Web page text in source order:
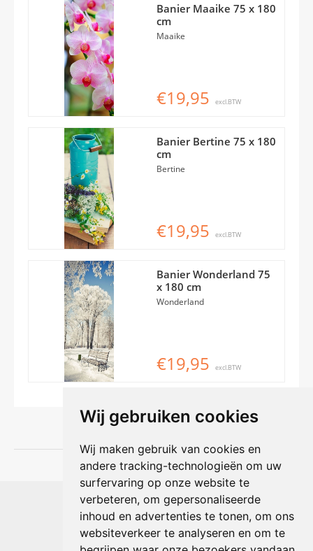
Wij gebruiken cookies
Wij maken gebruik van cookies en
andere tracking-technologieën om uw
surfervaring op onze website te
verbeteren, om gepersonaliseerde
inhoud en advertenties te tonen, om ons
websiteverkeer te analyseren en om te
Banier Maaike 75 x 180
cm
Maaike
€19,95 excl.BTW
Banier Bertine 75 x 180
cm
Bertine
€19,95 excl.BTW
Banier Wonderland 75
x 180 cm
Wonderland
€19,95 excl.BTW
Shophouse online
Max Planckstraat 4
6716 BE Ede, Nederland
Telefoon:+31(0)318 618 121